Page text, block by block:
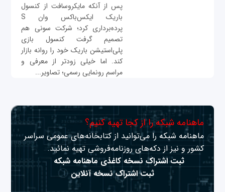
پس از آنکه مایکروسافت از کنسول
باریک ایکس‌باکس‌ وان S
پرده‌برداری کرد؛ شرکت سونی هم
تصمیم گرفت کنسول بازی
پلی‌استیشن باریک خود را روانه بازار
کند. اما خیلی زودتر از معرفی و
مراسم رونمایی رسمی؛ تصاویر...
ماهنامه شبکه را از کجا تهیه کنیم؟
ماهنامه شبکه را می‌توانید از کتابخانه‌های عمومی سراسر
کشور و نیز از دکه‌های روزنامه‌فروشی تهیه نمائید.
ثبت اشتراک نسخه کاغذی ماهنامه شبکه
ثبت اشتراک نسخه آنلاین